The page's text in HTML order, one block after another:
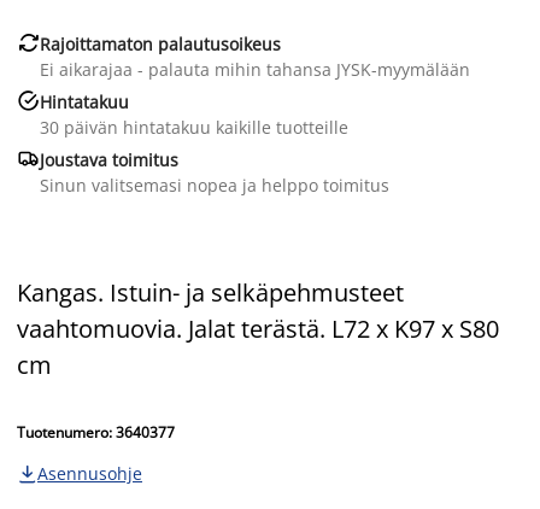
Rajoittamaton palautusoikeus
Ei aikarajaa - palauta mihin tahansa JYSK-myymälään
Hintatakuu
30 päivän hintatakuu kaikille tuotteille
Joustava toimitus
Sinun valitsemasi nopea ja helppo toimitus
Kangas. Istuin- ja selkäpehmusteet
vaahtomuovia. Jalat terästä. L72 x K97 x S80
cm
Tuotenumero: 3640377
 Asennusohje